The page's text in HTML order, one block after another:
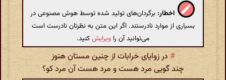
اخطار: برگردان‌های تولید شده توسط هوش مصنوعی در
بسیاری از موارد نادرستند. اگر این متن به نظرتان نادرست است
می‌توانید آن را ویرایشکنید.
# در زوایای خرابات از چنین مستان هنوز
چند گویی مرد هست و مرد هست آن مرد کو؟